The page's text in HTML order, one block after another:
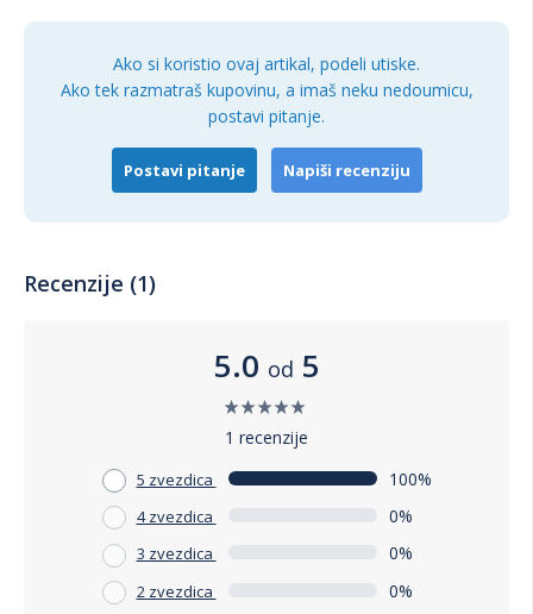
Ako si koristio ovaj artikal, podeli utiske.
Ako tek razmatraš kupovinu, a imaš neku nedoumicu,
postavi pitanje.
Postavi pitanje Napiši recenziju
Recenzije (1)
5.0 od 5
1 recenzije
5 zvezdica 100%
4 zvezdica 0%
3 zvezdica 0%
2 zvezdica 0%